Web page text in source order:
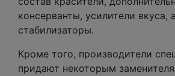
консерванты, усилители вкуса,
стабилизаторы.
Кроме того, производители
придают некоторым